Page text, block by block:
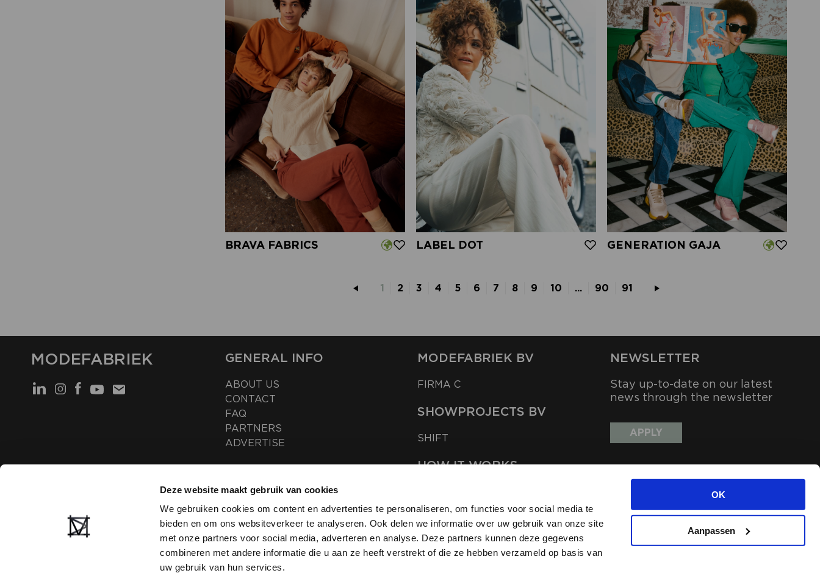
Deze website maakt gebruik van cookies
We gebruiken cookies om content en advertenties te personaliseren, om functies voor social media te
bieden en om ons websiteverkeer te analyseren. Ook delen we informatie over uw gebruik van onze site
met onze partners voor social media, adverteren en analyse. Deze partners kunnen deze gegevens
combineren met andere informatie die u aan ze heeft verstrekt of die ze hebben verzameld op basis van
uw gebruik van hun services.
OK
Aanpassen
BRAVA FABRICS LABEL DOT GENERATION GAJA
1 2 3 4 5 6 7 8 9 10 ... 90 91
MODEFABRIEK GENERAL INFO
ABOUT US
CONTACT
FAQ
PARTNERS
ADVERTISE
MODEFABRIEK BV
FIRMA C
SHOWPROJECTS BV
SHIFT
HOW IT WORKS
FASHION SOLUTIONS
AGENTS
RETAILERS
NEWSLETTER
Stay up-to-date on our latest
news through the newsletter
APPLY